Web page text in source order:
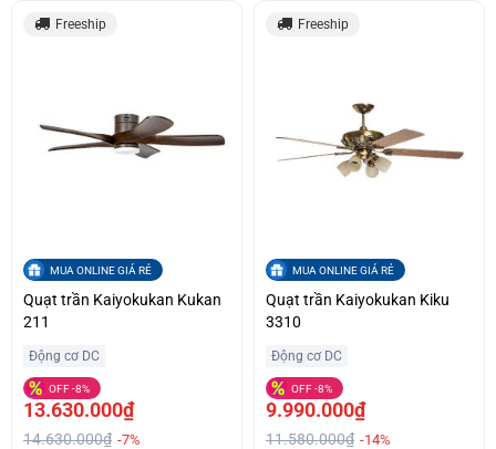
Freeship
MUA ONLINE GIÁ RẺ
Quạt trần Kaiyokukan Kukan
211
Động cơ DC
OFF -8%
13.630.000₫
14.630.000₫ -7%
Freeship
MUA ONLINE GIÁ RẺ
Quạt trần Kaiyokukan Kiku
3310
Động cơ DC
OFF -8%
9.990.000₫
11.580.000₫ -14%